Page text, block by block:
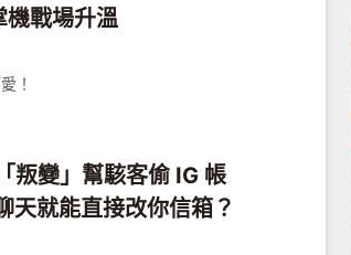
機戰場升溫
！
叛變」幫駭客偷 IG 帳
天就能直接改你信箱？